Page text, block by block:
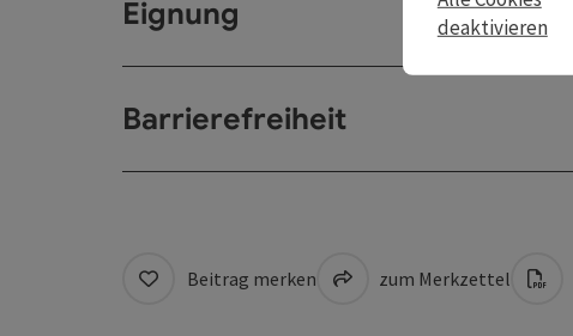
Eignung
Barrierefreiheit
Beitrag merken zum Merkzettel
deaktivieren